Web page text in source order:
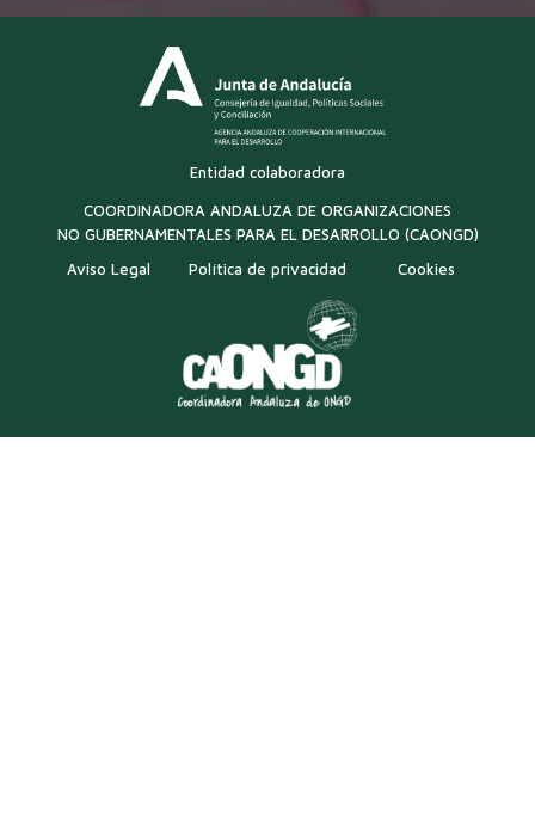
Entidad colaboradora
COORDINADORA ANDALUZA DE ORGANIZACIONES
NO GUBERNAMENTALES PARA EL DESARROLLO (CAONGD)
Aviso Legal
Política de privacidad Cookies